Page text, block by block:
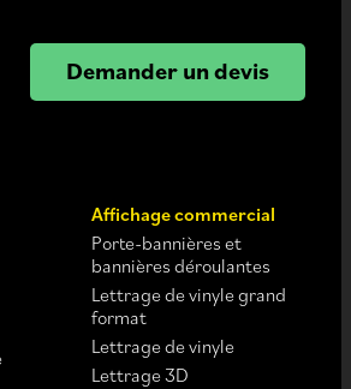
Demander un devis
Affichage commercial
Porte-bannières et
bannières déroulantes
Lettrage de vinyle grand
format
Lettrage de vinyle
Lettrage 3D